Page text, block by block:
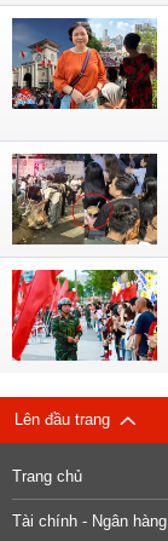
Lên đầu trang
Trang chủ
Tài chính - Ngân hàng